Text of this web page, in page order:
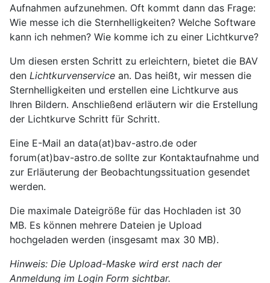
Aufnahmen aufzunehmen. Oft kommt dann das Frage:
Wie messe ich die Sternhelligkeiten? Welche Software
kann ich nehmen? Wie komme ich zu einer Lichtkurve?
Um diesen ersten Schritt zu erleichtern, bietet die BAV
den Lichtkurvenservice an. Das heißt, wir messen die
Sternhelligkeiten und erstellen eine Lichtkurve aus
Ihren Bildern. Anschließend erläutern wir die Erstellung
der Lichtkurve Schritt für Schritt.
Eine E-Mail an data(at)bav-astro.de oder
forum(at)bav-astro.de sollte zur Kontaktaufnahme und
zur Erläuterung der Beobachtungssituation gesendet
werden.
Die maximale Dateigröße für das Hochladen ist 30
MB. Es können mehrere Dateien je Upload
hochgeladen werden (insgesamt max 30 MB).
Hinweis: Die Upload-Maske wird erst nach der
Anmeldung im Login Form sichtbar.